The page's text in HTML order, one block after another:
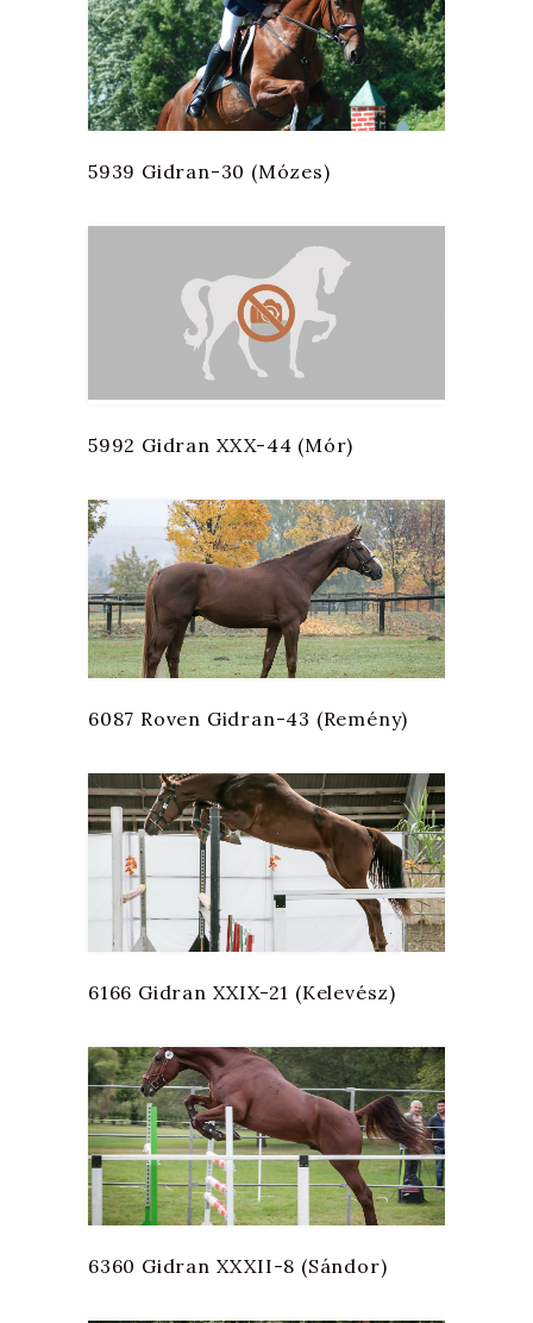
5939 Gidran-30 (Mózes)
5992 Gidran XXX-44 (Mór)
6087 Roven Gidran-43 (Remény)
6166 Gidran XXIX-21 (Kelevész)
6360 Gidran XXXII-8 (Sándor)